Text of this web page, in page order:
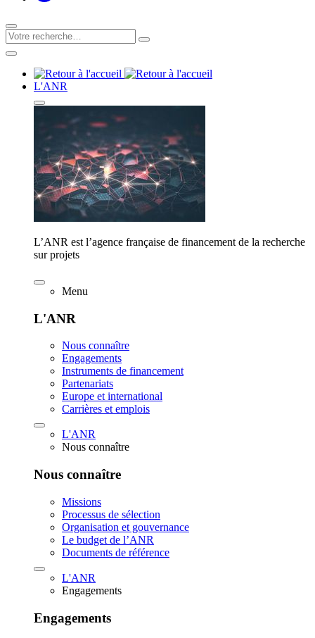
L'ANR
L’ANR est l’agence française de financement de la recherche
sur projets
Menu
L'ANR
Nous connaître
Engagements
Instruments de financement
Partenariats
Europe et international
Carrières et emplois
L'ANR
Nous connaître
Nous connaître
Missions
Processus de sélection
Organisation et gouvernance
Le budget de l’ANR
Documents de référence
L'ANR
Engagements
Engagements